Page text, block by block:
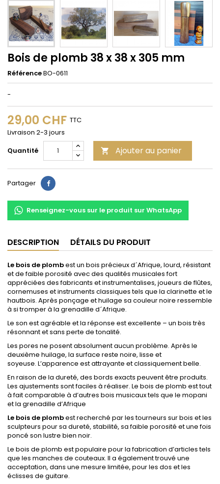
Bois de plomb 38 x 38 x 305 mm
RéférenceBO-0611
-
29,00 CHF TTC
Livraison 2-3 jours
Quantité
 Ajouter au panier
Partager Partager
Renseignez-vous sur le produit sur WhatsApp
DESCRIPTION DÉTAILS DU PRODUIT
Le bois de plombest un bois précieux d´Afrique, lourd, résistant
et de faible porosité avec des qualités musicales fort
appréciées des fabricants et instrumentalises, joueurs de flûtes,
cornemuses et instruments classiques tels que la clarinette et le
hautbois. Après ponçage et huilage sa couleur noire ressemble
à si tromper à la grenadille d´Afrique.
Le son est agréable et la réponse est excellente – un bois très
résonnant et sans perte de tonalité.
Les pores ne posent absolument aucun problème. Après le
deuxième huilage, la surface reste noire, lisse et
soyeuse. L’apparence est attrayante et classiquement belle.
En raison de la dureté, des bords exacts peuvent être produits.
Les ajustements sont faciles à réaliser. Le bois de plomb est tout
à fait comparable à d’autres bois musicaux tels que le mopani
et la grenadille d’Afrique
Le bois de plombest recherché par les tourneurs sur bois et les
sculpteurs pour sa dureté, stabilité, sa faible porosité et une fois
poncé son lustre bien noir.
Le bois de plomb est populaire pour la fabrication d’articles tels
que les manches de couteaux. Il a également trouvé une
acceptation, dans une mesure limitée, pour les dos et les
éclisses de guitare.